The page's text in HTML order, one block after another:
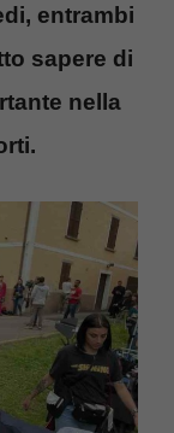
entrambi
sapere di
nella